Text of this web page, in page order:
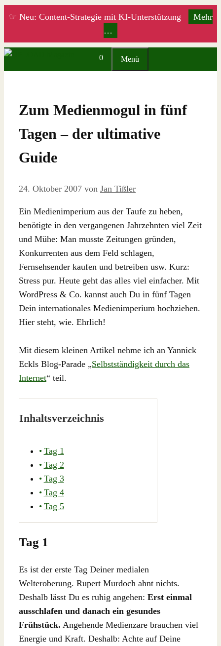
Zum
☞ Neu: Content-Strategie mit KI-Unterstützung
Mehr
…
0 Menü
Zum Medienmogul in fünf
Tagen – der ultimative
Guide
24. Oktober 2007 von Jan Tißler
Ein Medienimperium aus der Taufe zu heben,
benötigte in den vergangenen Jahrzehnten viel Zeit
und Mühe: Man musste Zeitungen gründen,
Konkurrenten aus dem Feld schlagen,
Fernsehsender kaufen und betreiben usw. Kurz:
Stress pur. Heute geht das alles viel einfacher. Mit
WordPress & Co. kannst auch Du in fünf Tagen
Dein internationales Medienimperium hochziehen.
Hier steht, wie. Ehrlich!
Mit diesem kleinen Artikel nehme ich an Yannick
Eckls Blog-Parade „Selbstständigkeit durch das
Internet“ teil.
Inhaltsverzeichnis
Tag 1
Tag 2
Tag 3
Tag 4
Tag 5
Tag 1
Es ist der erste Tag Deiner medialen
Welteroberung. Rupert Murdoch ahnt nichts.
Deshalb lässt Du es ruhig angehen: Erst einmal
ausschlafen und danach ein gesundes
Frühstück. Angehende Medienzare brauchen viel
Energie und Kraft. Deshalb: Achte auf Deine